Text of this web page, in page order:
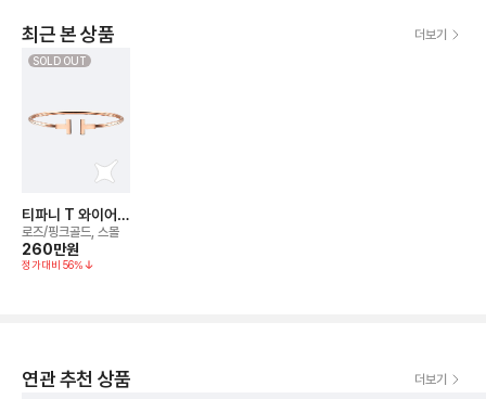
최근 본 상품 더보기
SOLD OUT
티파니 T 와이어
브레이슬릿
로즈/핑크골드, 스몰
260만원
정가대비 56%
연관 추천 상품 더보기